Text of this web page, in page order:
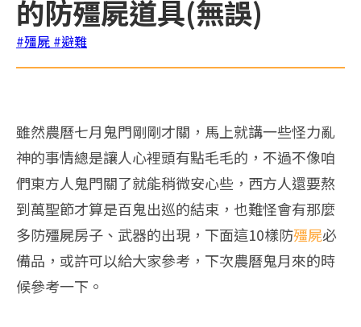
的防殭屍道具(無誤)
#殭屍 #避難
雖然農曆七月鬼門剛剛才關，馬上就講一些怪力亂
神的事情總是讓人心裡頭有點毛毛的，不過不像咱
們東方人鬼門關了就能稍微安心些，西方人還要熬
到萬聖節才算是百鬼出巡的結束，也難怪會有那麼
多防殭屍房子、武器的出現，下面這10樣防殭屍必
備品，或許可以給大家參考，下次農曆鬼月來的時
候參考一下。